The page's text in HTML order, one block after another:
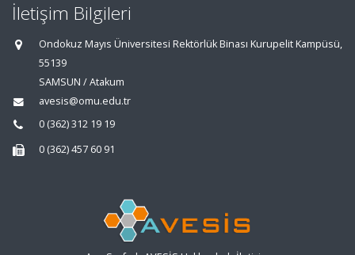
İletişim Bilgileri
Ondokuz Mayıs Üniversitesi Rektörlük Binası Kurupelit Kampüsü,
55139
SAMSUN / Atakum
avesis@omu.edu.tr
0 (362) 312 19 19
0 (362) 457 60 91